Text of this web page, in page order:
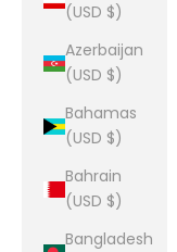
(USD $)
Azerbaijan
(USD $)
Bahamas
(USD $)
Bahrain
(USD $)
Bangladesh